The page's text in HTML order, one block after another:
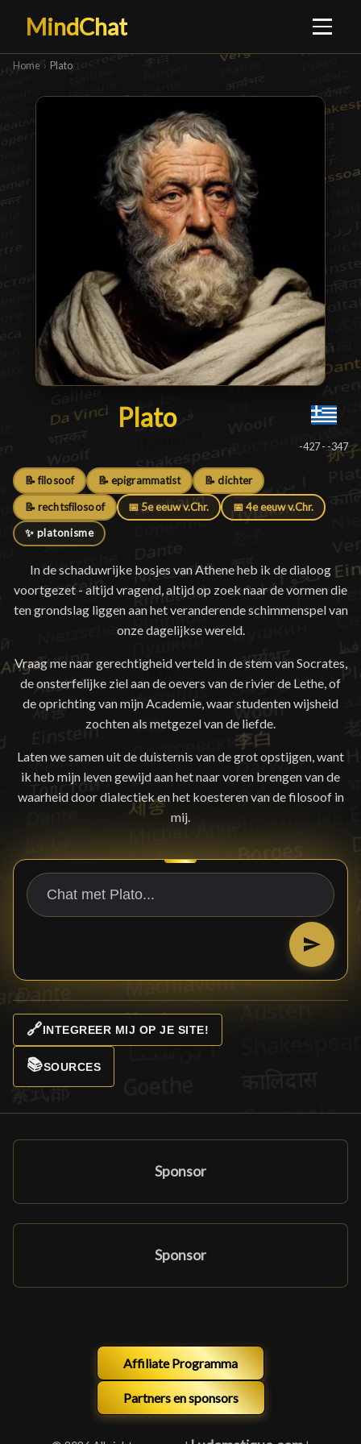
MindChat
Home › Plato
Plato
Plato█
-427 - -347
📝 filosoof 📝 epigrammatist 📝 dichter
📝 rechtsfilosoof 📅 5e eeuw v.Chr. 📅 4e eeuw v.Chr.
✨ platonisme
In de schaduwrijke bosjes van Athene heb ik de dialoog
voortgezet - altijd vragend, altijd op zoek naar de vormen die
ten grondslag liggen aan het veranderende schimmenspel van
onze dagelijkse wereld.
Vraag me naar gerechtigheid verteld in de stem van Socrates,
de onsterfelijke ziel aan de oevers van de rivier de Lethe, of
de oprichting van mijn Academie, waar studenten wijsheid
zochten als metgezel van de liefde.
Laten we samen uit de duisternis van de grot opstijgen, want
ik heb mijn leven gewijd aan het naar voren brengen van de
waarheid door dialectiek en het koesteren van de filosoof in
mij.
🔗INTEGREER MIJ OP JE SITE!
📚SOURCES
Sponsor
Sponsor
Affiliate Programma
Partners en sponsors